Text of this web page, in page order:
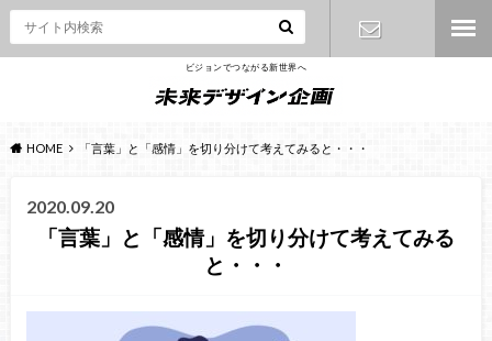
ビジョンでつながる新世界へ
HOME 「言葉」と「感情」を切り分けて考えてみると・・・
2020.09.20
「言葉」と「感情」を切り分けて考えてみる
と・・・